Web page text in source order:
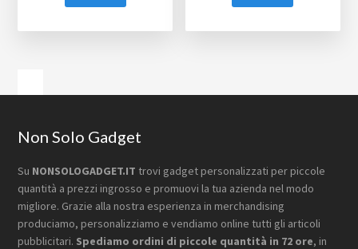
Barra
primaria
Footer
Non Solo Gadget
Su NONSOLOGADGET.IT trovi gadget personalizzati per piccole
quantità a prezzi ingrosso e promuovi la tua azienda nel modo
migliore. Grazie alla nostra esperienza in merchandising
produciamo, personalizziamo e vendiamo online tutti gli articoli
pubblicitari. Spediamo ordini di piccole quantità in 72 ore, in